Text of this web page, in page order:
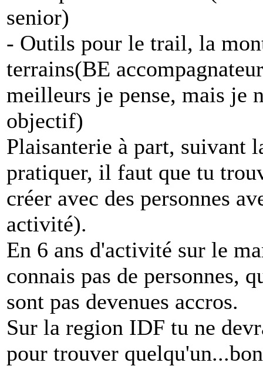
senior)
- Outils pour le trail, la
terrains(BE
meilleurs je pense, mais je
objectif)
Plaisanterie à part, suivant
pratiquer, il faut que tu
créer avec des personnes
activité).
En 6 ans d'activité sur le
connais pas de personnes,
sont pas devenues accros.
Sur la region IDF tu ne
pour trouver